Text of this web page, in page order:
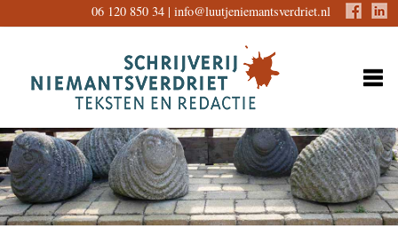
06 120 850 34 | info@luutjeniemantsverdriet.nl